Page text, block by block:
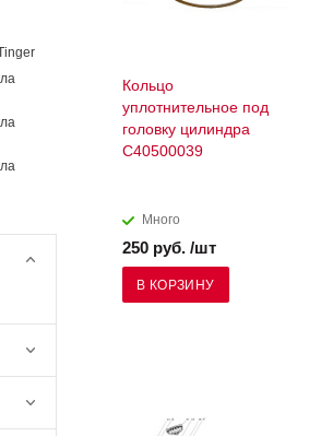
Кольцо
уплотнительное под
головку цилиндра
С40500039
Много
250 руб. /шт
В КОРЗИНУ